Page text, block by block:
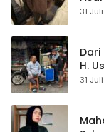
31
Dari
H.
31